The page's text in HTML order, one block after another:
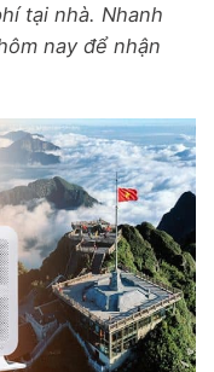
tại nhà. Nhanh
nay để nhận